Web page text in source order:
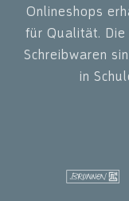
Onlineshops
für Qualität. Die
Schreibwaren
in